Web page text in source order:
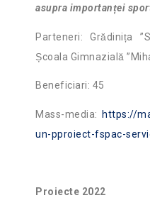
asupra importanței
Parteneri: Grădinița
Școala Gimnazială
Beneficiari: 45
Mass-media: https://
un-pproiect-fspac-
Proiecte 2022